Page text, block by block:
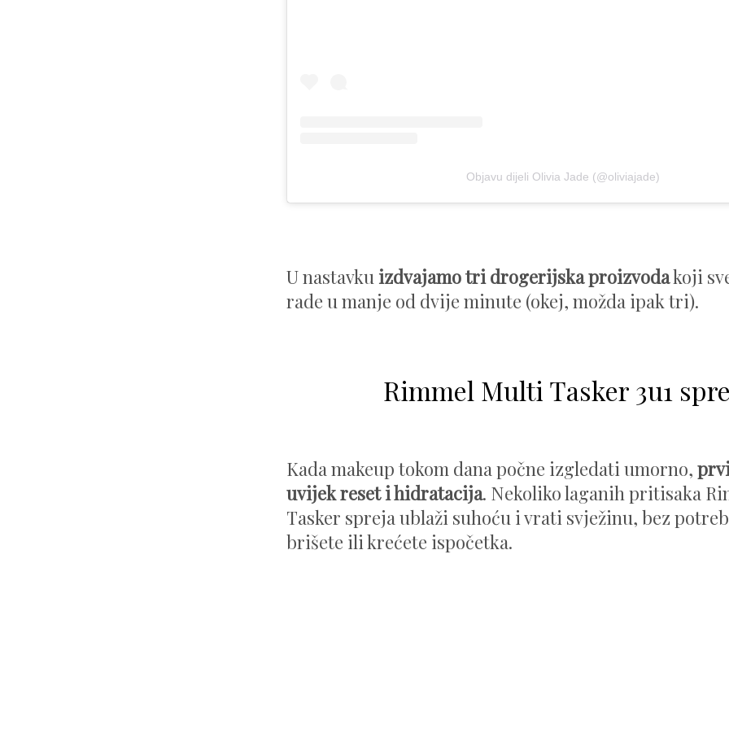
Objavu dijeli Olivia Jade (@oliviajade)
U nastavku izdvajamo tri drogerijska proizvodakoji
rade u manje od dvije minute (okej, možda ipak tri).
Rimmel Multi Tasker 3u1
Kada makeup tokom dana počne izgledati umorno,
uvijek reset i hidratacija. Nekoliko laganih pritisaka
Tasker spreja ublaži suhoću i vrati svježinu, bez
brišete ili krećete ispočetka.